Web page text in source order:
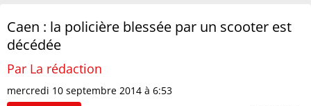
Caen : la policière blessée par un scooter est
décédée
Par La rédaction
mercredi 10 septembre 2014 à 6:53